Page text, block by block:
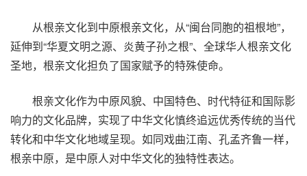
从根亲文化到中原根亲文化，从“闽台同胞的祖根地”，
延伸到“华夏文明之源、炎黄子孙之根”、全球华人根亲文化
圣地，根亲文化担负了国家赋予的特殊使命。
根亲文化作为中原风貌、中国特色、时代特征和国际影
响力的文化品牌，实现了中华文化慎终追远优秀传统的当代
转化和中华文化地域呈现。如同戏曲江南、孔孟齐鲁一样，
根亲中原，是中原人对中华文化的独特性表达。